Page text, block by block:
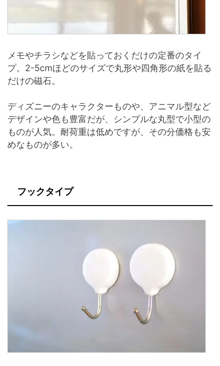
メモやチラシなどを貼っておくだけの定番のタイ
プ。2-5cmほどのサイズで丸形や四角形の紙を貼る
だけの磁石。
ディズニーのキャラクターものや、アニマル型など
デザインや色も豊富だが、シンプルな丸型で小型の
ものが人気。耐荷重は低めですが、その分価格も安
めなものが多い。
フックタイプ